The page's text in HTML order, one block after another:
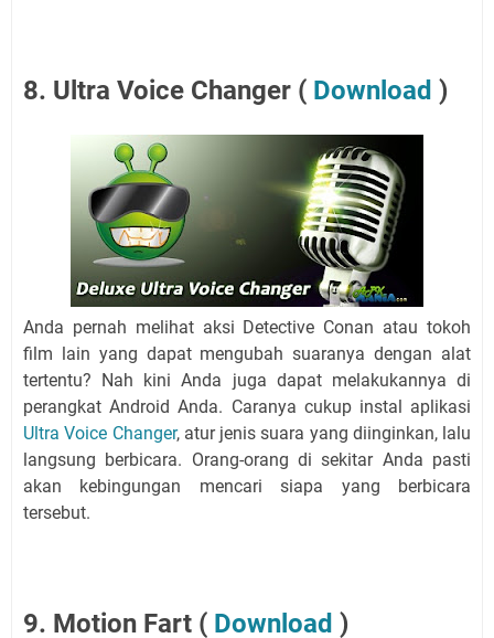
8. Ultra Voice Changer ( Download )
Anda pernah melihat aksi Detective Conan atau tokoh
film lain yang dapat mengubah suaranya dengan alat
tertentu? Nah kini Anda juga dapat melakukannya di
perangkat Android Anda. Caranya cukup instal aplikasi
Ultra Voice Changer, atur jenis suara yang diinginkan, lalu
langsung berbicara. Orang-orang di sekitar Anda pasti
akan kebingungan mencari siapa yang berbicara
tersebut.
9. Motion Fart ( Download )